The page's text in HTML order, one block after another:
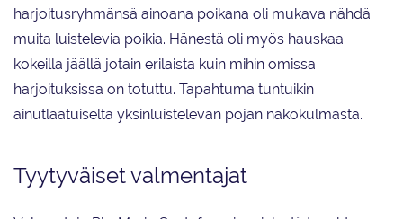
harjoitusryhmänsä ainoana poikana oli mukava nähdä
muita luistelevia poikia. Hänestä oli myös hauskaa
kokeilla jäällä jotain erilaista kuin mihin omissa
harjoituksissa on totuttu. Tapahtuma tuntuikin
ainutlaatuiselta yksinluistelevan pojan näkökulmasta.
Tyytyväiset valmentajat